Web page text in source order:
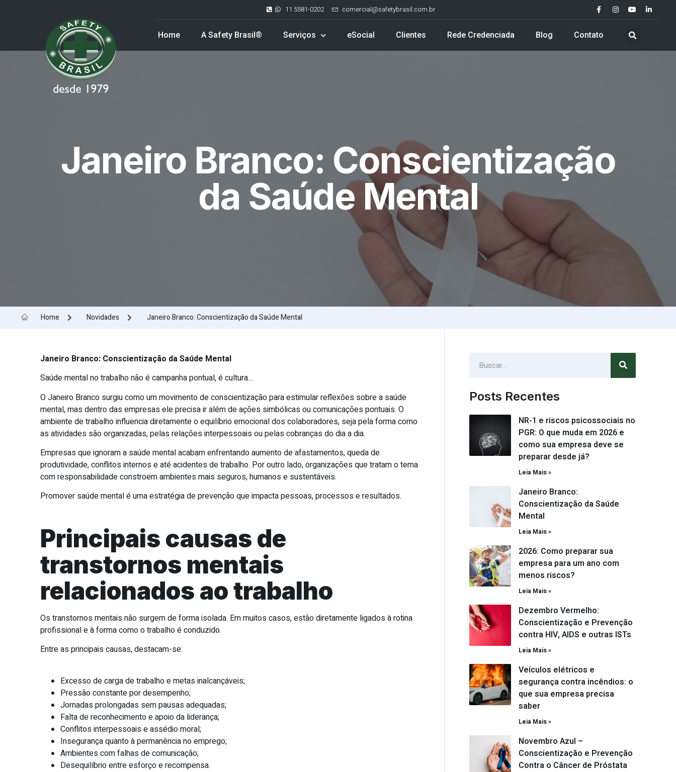
11 5581-0202 comercial@safetybrasil.com.br
Home A Safety Brasil® Serviços eSocial Clientes Rede Credenciada Blog Contato
Janeiro Branco: Conscientização
da Saúde Mental
Home Novidades Janeiro Branco: Conscientização da Saúde Mental
Janeiro Branco: Conscientização da Saúde Mental
Saúde mental no trabalho não é campanha pontual, é cultura…
O Janeiro Branco surgiu como um movimento de conscientização para estimular reflexões sobre a saúde
mental, mas dentro das empresas ele precisa ir além de ações simbólicas ou comunicações pontuais. O
ambiente de trabalho influencia diretamente o equilíbrio emocional dos colaboradores, seja pela forma como
as atividades são organizadas, pelas relações interpessoais ou pelas cobranças do dia a dia.
Empresas que ignoram a saúde mental acabam enfrentando aumento de afastamentos, queda de
produtividade, conflitos internos e até acidentes de trabalho. Por outro lado, organizações que tratam o tema
com responsabilidade constroem ambientes mais seguros, humanos e sustentáveis.
Promover saúde mental é uma estratégia de prevenção que impacta pessoas, processos e resultados.
Principais causas de
transtornos mentais
relacionados ao trabalho
Os transtornos mentais não surgem de forma isolada. Em muitos casos, estão diretamente ligados à rotina
profissional e à forma como o trabalho é conduzido.
Entre as principais causas, destacam-se:
Excesso de carga de trabalho e metas inalcançáveis;
Pressão constante por desempenho;
Jornadas prolongadas sem pausas adequadas;
Falta de reconhecimento e apoio da liderança;
Conflitos interpessoais e assédio moral;
Insegurança quanto à permanência no emprego;
Ambientes com falhas de comunicação;
Desequilíbrio entre esforço e recompensa.
Posts Recentes
NR-1 e riscos psicossociais no
PGR: O que muda em 2026 e
como sua empresa deve se
preparar desde já?
Leia Mais »
Janeiro Branco:
Conscientização da Saúde
Mental
Leia Mais »
2026: Como preparar sua
empresa para um ano com
menos riscos?
Leia Mais »
Dezembro Vermelho:
Conscientização e Prevenção
contra HIV, AIDS e outras ISTs
Leia Mais »
Veículos elétricos e
segurança contra incêndios: o
que sua empresa precisa
saber
Leia Mais »
Novembro Azul –
Conscientização e Prevenção
Contra o Câncer de Próstata